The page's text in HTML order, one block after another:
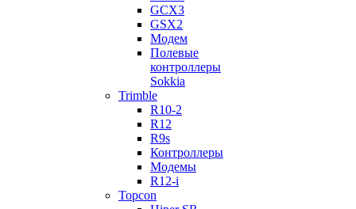
GCX3
GSX2
Модем
Полевые
контроллеры
Sokkia
Trimble
R10-2
R12
R9s
Контроллеры
Модемы
R12-i
Topcon